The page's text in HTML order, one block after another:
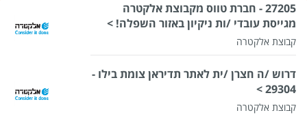
27205 - חברת טווס מקבוצת אלקטרה
מגייסת עובדי /ות ניקיון באזור השפלה! >
קבוצת אלקטרה
דרוש /ה חצרן /ית לאתר תדיראן צומת בילו -
29304 >
קבוצת אלקטרה